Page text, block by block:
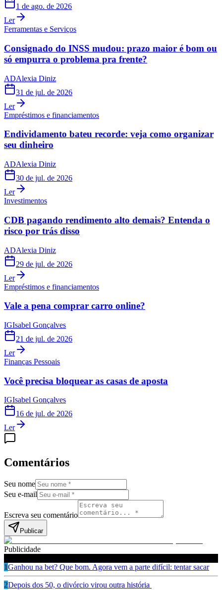
1 de ago. de 2026
Ler
Ferramentas e Serviços
Consignado do INSS mudou: prazo maior é bom ou
só empurra o problema pra frente?
ADAlexia Diniz
31 de jul. de 2026
Ler
Empréstimos e financiamentos
Endividamento bateu recorde: veja como organizar
seu dinheiro
ADAlexia Diniz
30 de jul. de 2026
Ler
Investimentos
CDB pagando rendimento alto demais? Entenda o
risco por trás disso
ADAlexia Diniz
29 de jul. de 2026
Ler
Empréstimos e financiamentos
Vale a pena comprar carro online?
IGIsabel Gonçalves
21 de jul. de 2026
Ler
Finanças Pessoais
Você precisa bloquear as casas de aposta
IGIsabel Gonçalves
16 de jul. de 2026
Ler
Comentários
Seu nome
Seu e-mail
Escreva seu comentário
Publicar
Publicidade
1Ganhou na bet? Que bom. Agora vem a parte difícil: tentar sacar
2Depois dos 50, o divórcio virou outra história